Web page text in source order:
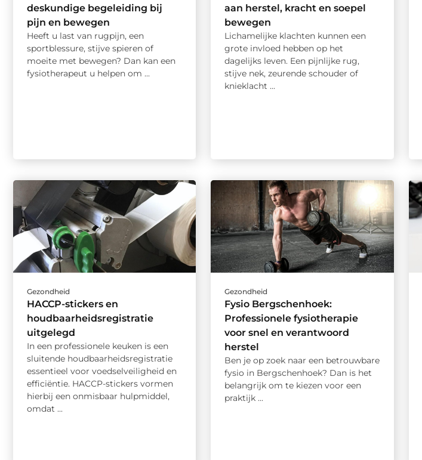
deskundige begeleiding bij
pijn en bewegen
Heeft u last van rugpijn, een
sportblessure, stijve spieren of
moeite met bewegen? Dan kan een
fysiotherapeut u helpen om ...
aan herstel, kracht en soepel
bewegen
Lichamelijke klachten kunnen een
grote invloed hebben op het
dagelijks leven. Een pijnlijke rug,
stijve nek, zeurende schouder of
knieklacht ...
Gezondheid
HACCP-stickers en
houdbaarheidsregistratie
uitgelegd
In een professionele keuken is een
sluitende houdbaarheidsregistratie
essentieel voor voedselveiligheid en
efficiëntie. HACCP-stickers vormen
hierbij een onmisbaar hulpmiddel,
omdat ...
Gezondheid
Fysio Bergschenhoek:
Professionele fysiotherapie
voor snel en verantwoord
herstel
Ben je op zoek naar een betrouwbare
fysio in Bergschenhoek? Dan is het
belangrijk om te kiezen voor een
praktijk ...